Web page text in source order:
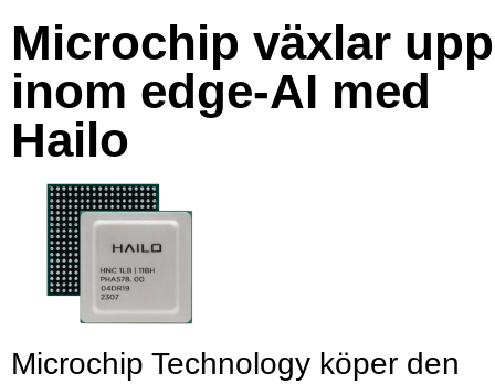
Microchip växlar upp
inom edge-AI med
Hailo
Microchip Technology köper den